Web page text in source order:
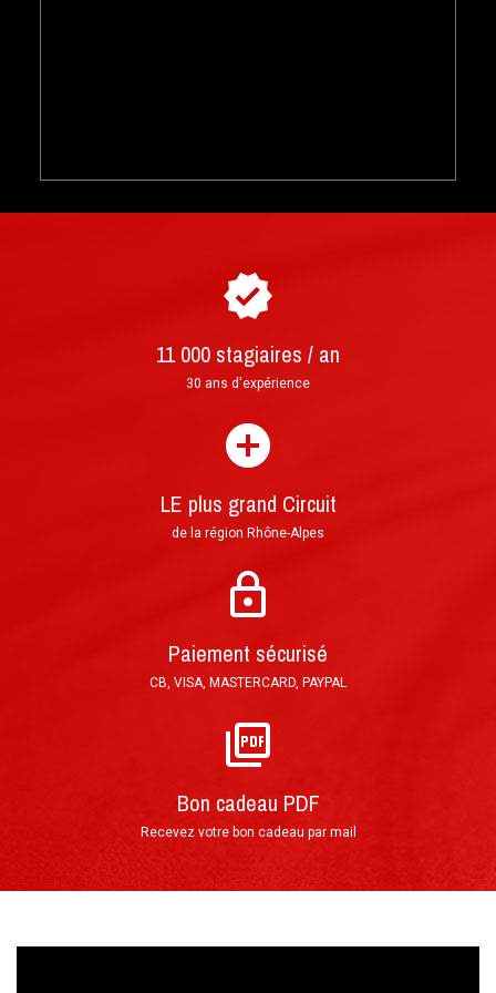
Courrier : lettre prioritaire suivie envoyée sous
24h et livrée en 3 à 4 jours ouvrés
Mail : format PDF imprimable, envoi en moins
d'une heure après validation de la commande
Paiement en 3 fois sans frais possible par
courrier, puis tous les mois
Par téléphone au 0(+33)4 74 54 46 98
FORMULAIRE DE RÉSERVATION
Déroulement de votre stage de
pilotage
Votre arrivée au Circuit du Laquais
11 000 stagiaires / an
30 ans d'expérience
LE plus grand Circuit
de la région Rhône-Alpes
Paiement sécurisé
CB, VISA, MASTERCARD, PAYPAL
Bon cadeau PDF
Recevez votre bon cadeau par mail